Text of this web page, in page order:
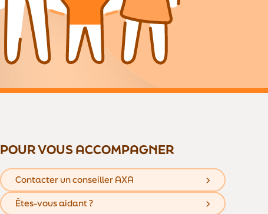
POUR VOUS ACCOMPAGNER
Contacter un conseiller AXA
Êtes-vous aidant ?